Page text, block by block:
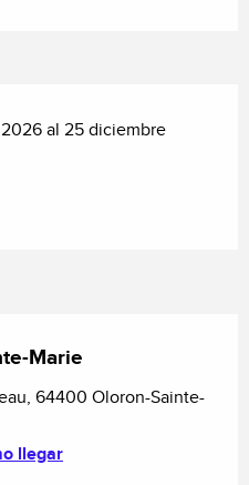
al 25 diciembre
Marie
64400 Oloron-Sainte-
llegar